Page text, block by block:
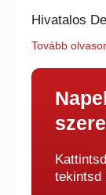
Hivatalos
Tovább
tekintsd